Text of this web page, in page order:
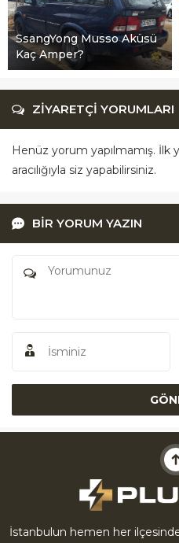
SsangYong Musso Aküsü
Kaç Amper?
ZİYARETÇİ YORUMLARI
Henüz yorum yapılmamış. İlk
aracılığıyla siz yapabilirsiniz.
BİR YORUM YAZIN
İstanbulun hemen her